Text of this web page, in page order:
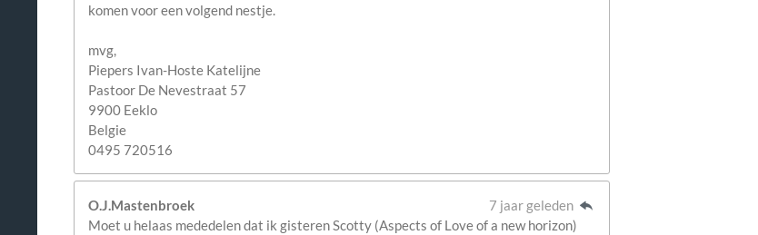
komen voor een volgend nestje.
mvg,
Piepers Ivan-Hoste Katelijne
Pastoor De Nevestraat 57
9900 Eeklo
Belgie
0495 720516
O.J.Mastenbroek
7 jaar geleden
Moet u helaas mededelen dat ik gisteren Scotty (Aspects of Love of a new horizon)